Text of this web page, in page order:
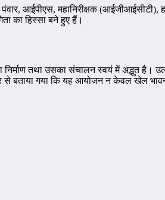
आईपीएस, महानिरीक्षक (आईजीआईसीटी),
का हिस्सा बने हुए हैं।
निर्माण तथा उसका संचालन स्वयं में अद्भुत
से बताया गया कि यह आयोजन न केवल खेल